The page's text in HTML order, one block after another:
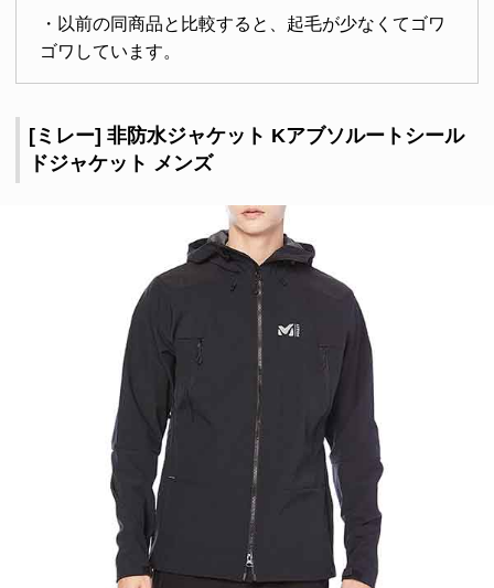
・以前の同商品と比較すると、起毛が少なくてゴワ
ゴワしています。
[ミレー] 非防水ジャケット Kアブソルートシール
ドジャケット メンズ